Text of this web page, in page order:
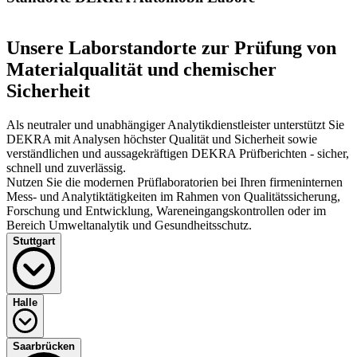
Unsere Laborstandorte zur Prüfung von
Materialqualität und chemischer
Sicherheit
Als neutraler und unabhängiger Analytikdienstleister unterstützt Sie
DEKRA mit Analysen höchster Qualität und Sicherheit sowie
verständlichen und aussagekräftigen DEKRA Prüfberichten - sicher,
schnell und zuverlässig.
Nutzen Sie die modernen Prüflaboratorien bei Ihren firmeninternen
Mess- und Analytiktätigkeiten im Rahmen von Qualitätssicherung,
Forschung und Entwicklung, Wareneingangskontrollen oder im
Bereich Umweltanalytik und Gesundheitsschutz.
Stuttgart
DEKRA Automobil GmbH
Handwerkstraße 17
70565 Stuttgart
Halle
DEKRA Automobil GmbH
Saarbrücken